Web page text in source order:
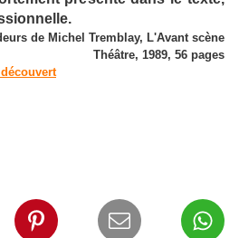
de Michel Tremblay, L'Avant scène
Théâtre, 1989, 56 pages